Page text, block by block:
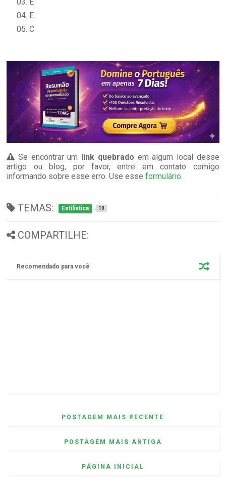
03. E
04. E
05. C
Se encontrar um link quebrado em algum local desse
artigo ou blog, por favor, entre em contato comigo
informando sobre esse erro. Use esseformulário.
TEMAS: Estilística 10
COMPARTILHE:
Recomendado para você
POSTAGEM MAIS RECENTE
POSTAGEM MAIS ANTIGA
PÁGINA INICIAL